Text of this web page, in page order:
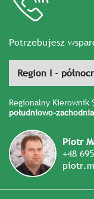
Potrzebujesz
Regionalny Kierownik
południowo-zachodnia
Piotr
+48